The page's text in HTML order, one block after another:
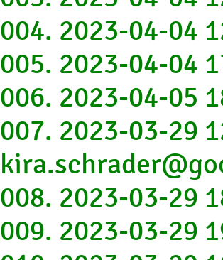
004. 2023-04-04
005. 2023-04-04
006. 2023-04-05
007. 2023-03-29
008. 2023-03-29
009. 2023-03-29